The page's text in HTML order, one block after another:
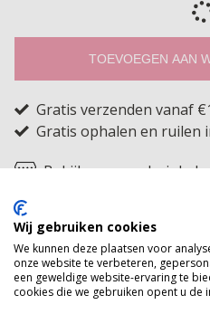
TOEVOEGEN AAN
Gratis verzenden vanaf
Gratis ophalen en ruilen
Bekijk voorraad winkel
Hello eyecandy! Deze
precies wat jouw favoriete
nodig hebben. Rijg hem
een instant upgrade met een
Wij gebruiken cookies
We kunnen deze plaatsen voor
onze website te verbeteren,
een geweldige website-ervaring te
cookies die we gebruiken opent u de